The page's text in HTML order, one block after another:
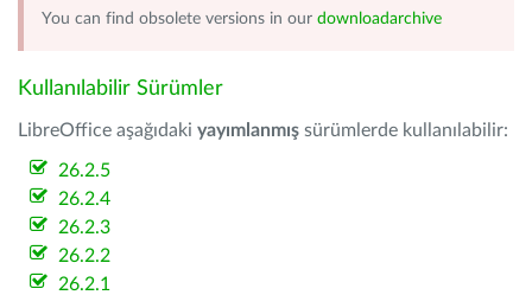
You can find obsolete versions in our downloadarchive
Kullanılabilir Sürümler
LibreOffice aşağıdaki yayımlanmış sürümlerde kullanılabilir:
26.2.5
26.2.4
26.2.3
26.2.2
26.2.1